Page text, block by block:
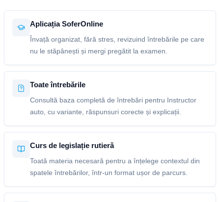
Aplicația SoferOnline
Învață organizat, fără stres, revizuind întrebările pe care
nu le stăpânești și mergi pregătit la examen.
Toate întrebările
Consultă baza completă de întrebări pentru Instructor
auto, cu variante, răspunsuri corecte și explicații.
Curs de legislație rutieră
Toată materia necesară pentru a înțelege contextul din
spatele întrebărilor, într-un format ușor de parcurs.